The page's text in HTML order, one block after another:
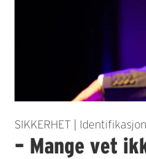
SIKKERHET | Identifikasjon
– Mange vet